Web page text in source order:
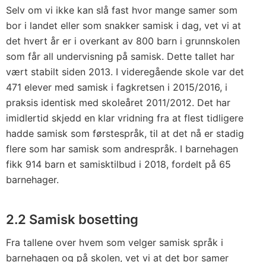
Selv om vi ikke kan slå fast hvor mange samer som
bor i landet eller som snakker samisk i dag, vet vi at
det hvert år er i overkant av 800 barn i grunnskolen
som får all undervisning på samisk. Dette tallet har
vært stabilt siden 2013. I videregående skole var det
471 elever med samisk i fagkretsen i 2015/2016, i
praksis identisk med skoleåret 2011/2012. Det har
imidlertid skjedd en klar vridning fra at flest tidligere
hadde samisk som førstespråk, til at det nå er stadig
flere som har samisk som andrespråk. I barnehagen
fikk 914 barn et samisktilbud i 2018, fordelt på 65
barnehager.
2.2 Samisk bosetting
Fra tallene over hvem som velger samisk språk i
barnehagen og på skolen, vet vi at det bor samer